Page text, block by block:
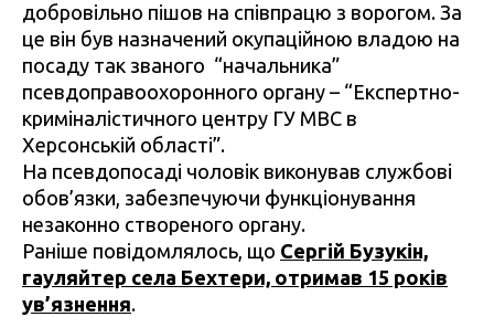
добровільно пішов на співпрацю з ворогом. За
це він був назначений окупаційною владою на
посаду так званого “начальника”
псевдоправоохоронного органу – “Експертно-
криміналістичного центру ГУ МВС в
Херсонській області”.
На псевдопосаді чоловік виконував службові
обов’язки, забезпечуючи функціонування
незаконно створеного органу.
Раніше повідомлялось, що Сергій Бузукін,
гауляйтер села Бехтери, отримав 15 років
ув’язнення.